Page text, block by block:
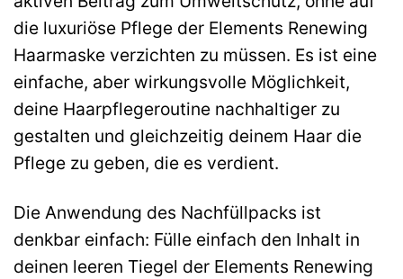
die luxuriöse Pflege der Elements Renewing
Haarmaske verzichten zu müssen. Es ist eine
einfache, aber wirkungsvolle Möglichkeit,
deine Haarpflegeroutine nachhaltiger zu
gestalten und gleichzeitig deinem Haar die
Pflege zu geben, die es verdient.
Die Anwendung des Nachfüllpacks ist
denkbar einfach: Fülle einfach den Inhalt in
deinen leeren Tiegel der Elements Renewing